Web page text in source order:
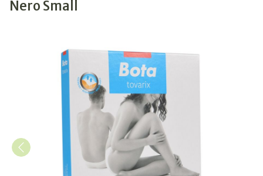
Nero Small